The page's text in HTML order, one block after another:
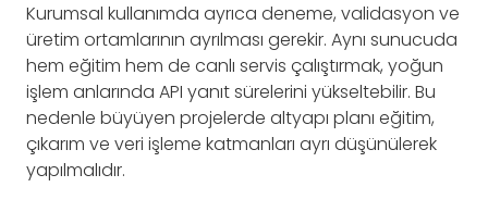
Kurumsal kullanımda ayrıca deneme, validasyon ve
üretim ortamlarının ayrılması gerekir. Aynı sunucuda
hem eğitim hem de canlı servis çalıştırmak, yoğun
işlem anlarında API yanıt sürelerini yükseltebilir. Bu
nedenle büyüyen projelerde altyapı planı eğitim,
çıkarım ve veri işleme katmanları ayrı düşünülerek
yapılmalıdır.